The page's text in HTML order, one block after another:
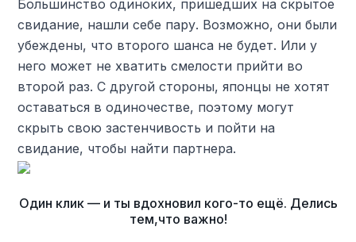
Большинство одиноких, пришедших на скрытое
свидание, нашли себе пару. Возможно, они были
убеждены, что второго шанса не будет. Или у
него может не хватить смелости прийти во
второй раз. С другой стороны, японцы не хотят
оставаться в одиночестве, поэтому могут
скрыть свою застенчивость и пойти на
свидание, чтобы найти партнера.